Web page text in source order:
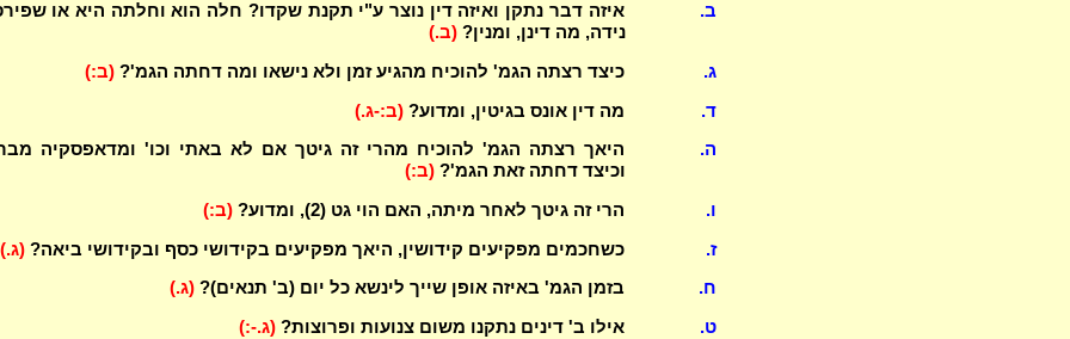
ב.
איזה דבר נתקן ואיזה דין נוצר ע"י תקנת שקדו? חלה הוא וחלתה היא או
נידה, מה דינן, ומנין? (ב.)
ג. כיצד רצתה הגמ' להוכיח מהגיע זמן ולא נישאו ומה דחתה הגמ'?(ב:)
ד. מה דין אונס בגיטין, ומדוע?(ב:-ג.)
ה.
היאך רצתה הגמ' להוכיח מהרי זה גיטך אם לא באתי וכו' ומדאפסקיה
וכיצד דחתה זאת הגמ'? (ב:)
ו. הרי זה גיטך לאחר מיתה, האם הוי גט (2), ומדוע? (ב:)
ז. כשחכמים מפקיעים קידושין, היאך מפקיעים בקידושי כסף ובקידושי ביאה?(ג.)
ח. בזמן הגמ' באיזה אופן שייך לינשא כל יום (ב' תנאים)?(ג.)
ט. אילו ב' דינים נתקנו משום צנועות ופרוצות?(ג.-:)